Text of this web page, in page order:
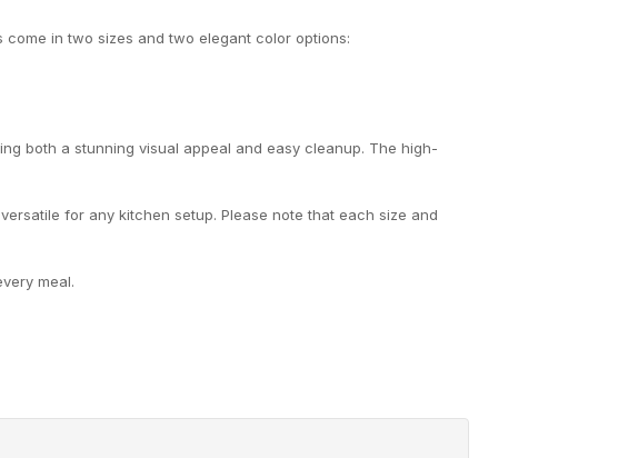
in two sizes and two elegant color options:
both a stunning visual appeal and easy cleanup. The high-
for any kitchen setup. Please note that each size and
meal.